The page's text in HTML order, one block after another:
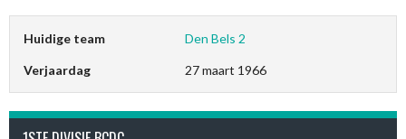
Huidige team Den Bels 2
Verjaardag 27 maart 1966